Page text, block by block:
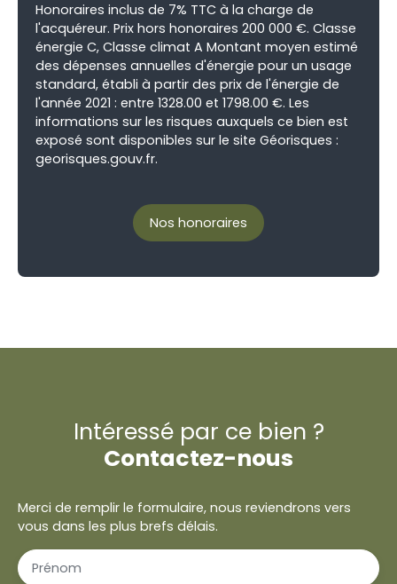
Honoraires inclus de 7% TTC à la charge de
l'acquéreur. Prix hors honoraires 200 000 €. Classe
énergie C, Classe climat A Montant moyen estimé
des dépenses annuelles d'énergie pour un usage
standard, établi à partir des prix de l'énergie de
l'année 2021 : entre 1328.00 et 1798.00 €. Les
informations sur les risques auxquels ce bien est
exposé sont disponibles sur le site Géorisques :
georisques.gouv.fr.
Nos honoraires
Intéressé par ce bien ?
Contactez-nous
Merci de remplir le formulaire, nous reviendrons vers
vous dans les plus brefs délais.
Prénom